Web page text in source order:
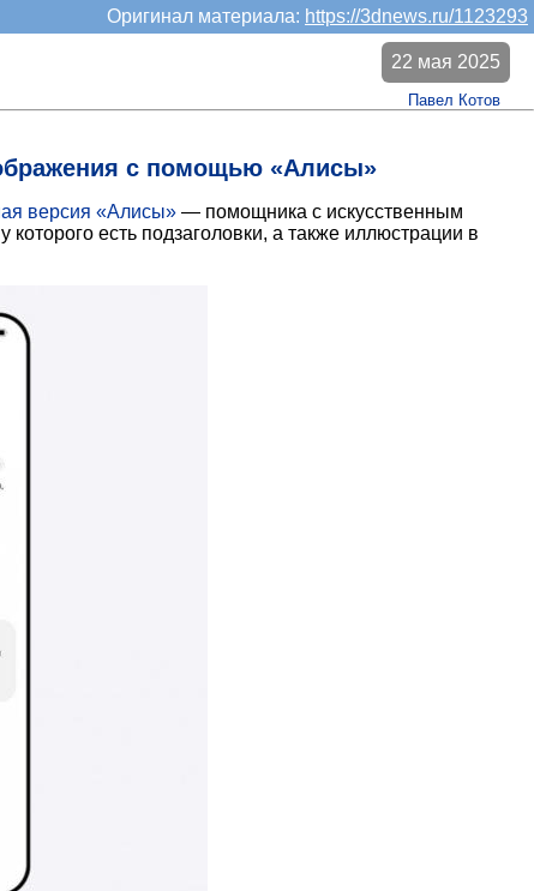
Оригинал материала: https://3dnews.ru/1123293
с помощью «Алисы»
22 мая 2025
Павел Котов
версия «Алисы» — помощника с искусственным
есть подзаголовки, а также иллюстрации в